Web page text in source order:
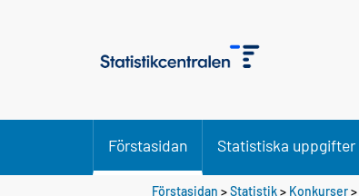
Förstasidan Statistiska uppgifter
Förstasidan >Statistik> Konkurser>